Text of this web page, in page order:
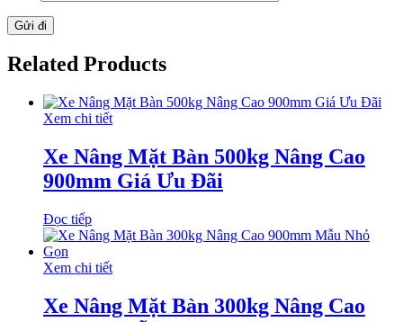
Related Products
Xem chi tiết
Xe Nâng Mặt Bàn 500kg Nâng Cao
900mm Giá Ưu Đãi
Đọc tiếp
Xem chi tiết
Xe Nâng Mặt Bàn 300kg Nâng Cao